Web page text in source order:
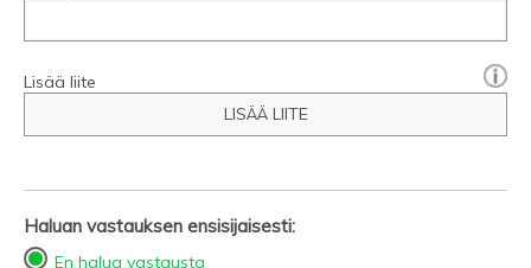
Lisää liite
LISÄÄ LIITE
Haluan vastauksen ensisijaisesti:
En halua vastausta